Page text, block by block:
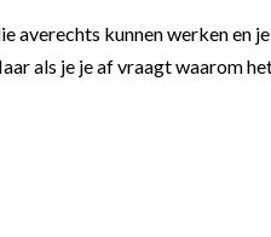
kunnen werken en
als je je af vraagt waarom